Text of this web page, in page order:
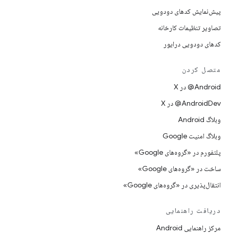
پیش‌نمایش کدهای دودویی
تصاویر تنظیمات کارخانه
کدهای دودویی درایور
متصل کردن
‫‎@Android در X
‫‎@AndroidDev در X
وبلاگ Android
وبلاگ امنیت Google
پلتفورم در «گروه‌های Google»
ساخت در «گروه‌های Google»
انتقال‌پذیری در «گروه‌های Google»
دریافت راهنمایی
مرکز راهنمایی Android